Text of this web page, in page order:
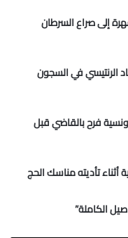
إلى صراع السرطان
الرنتيسي في السجون
فرح بالقاضي قبل
تأديته مناسك الحج
الكاملة”